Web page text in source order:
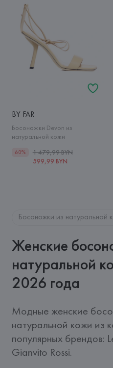
BY FAR
Босоножки Devon из
натуральной кожи
60%
1 479,99 BYN
599,99 BYN
Босоножки из натуральной
Женские
натуральной
2026 года
Модные женские
натуральной кожи из
популярных брендов:
Gianvito Rossi.